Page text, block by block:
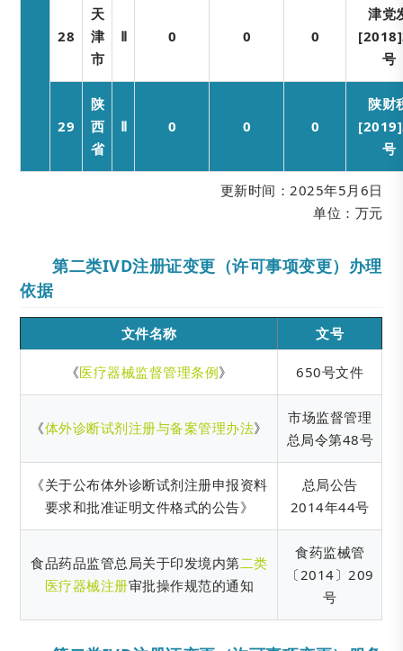
28
天
津
市
Ⅱ 0 0 0
津党
号
29
陕
西
省
Ⅱ 0 0 0
陕财
号
更新时间：2025年5月6日
单位：万元
第二类IVD注册证变更（许可事项变更）办理
依据
文件名称 文号
《医疗器械监督管理条例》 650号文件
《体外诊断试剂注册与备案管理办法》
市场监督管理
总局令第48号
《关于公布体外诊断试剂注册申报资料
要求和批准证明文件格式的公告》
总局公告
2014年44号
食品药品监管总局关于印发境内第二类
医疗器械注册审批操作规范的通知
食药监械管
〔2014〕209
号